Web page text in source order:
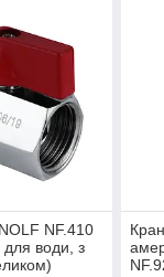
NF.410
для води, з